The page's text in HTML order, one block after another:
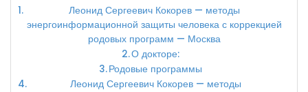
Леонид Сергеевич Кокорев — методы
энергоинформационной защиты человека с коррекцией
родовых программ — Москва
О докторе:
Родовые программы
Леонид Сергеевич Кокорев — методы